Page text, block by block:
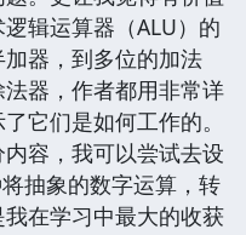
辑运算器（ALU）的
器，到多位的加法
器，作者都用非常详
它们是如何工作的。
容，我可以尝试去设
抽象的数字运算，转
在学习中最大的收获